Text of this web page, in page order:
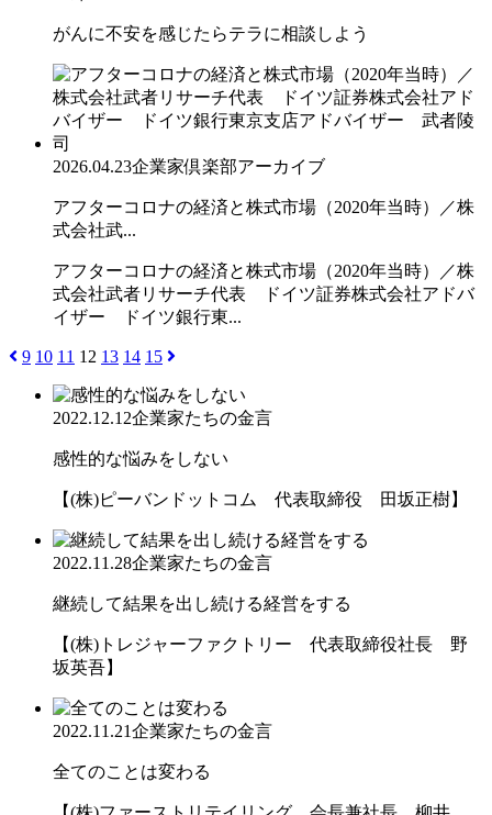
がんに不安を感じたらテラに相談しよう
2026.04.23企業家倶楽部アーカイブ
アフターコロナの経済と株式市場（2020年当時）／株
式会社武...
アフターコロナの経済と株式市場（2020年当時）／株
式会社武者リサーチ代表 ドイツ証券株式会社アドバ
イザー ドイツ銀行東...
9 10 11 12 13 14 15
2022.12.12企業家たちの金言
感性的な悩みをしない
【(株)ピーバンドットコム 代表取締役 田坂正樹】
2022.11.28企業家たちの金言
継続して結果を出し続ける経営をする
【(株)トレジャーファクトリー 代表取締役社長 野
坂英吾】
2022.11.21企業家たちの金言
全てのことは変わる